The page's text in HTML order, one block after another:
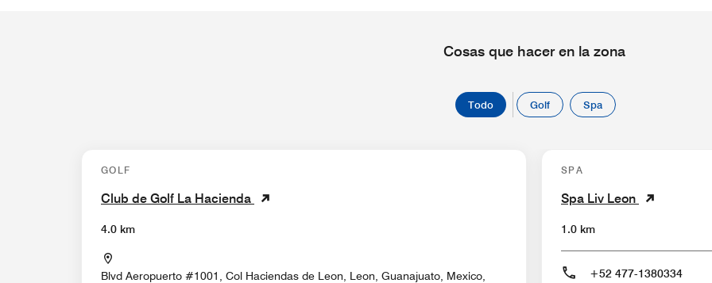
Cosas que hacer en la zona
Todo Golf Spa
GOLF
Club de Golf La Hacienda
4.0 km
Blvd Aeropuerto #1001, Col Haciendas de Leon, Leon, Guanajuato, Mexico,
SPA
Spa Liv Leon
1.0 km
+52 477-1380334